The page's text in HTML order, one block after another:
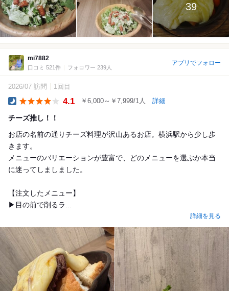
39
mi7882
口コミ 521件 フォロワー 239人
アプリでフォロー
2026/07 訪問 1回目
4.1 ￥6,000～￥7,999/1人 詳細
チーズ推し！！
お店の名前の通りチーズ料理が沢山あるお店。横浜駅から少し歩
きます。
メニューのバリエーションが豊富で、どのメニューを選ぶか本当
に迷ってしましました。
【注文したメニュー】
▶︎目の前で削るラ...
詳細を見る